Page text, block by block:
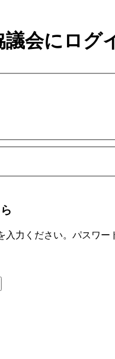
議会にログ
入力ください。パスワ